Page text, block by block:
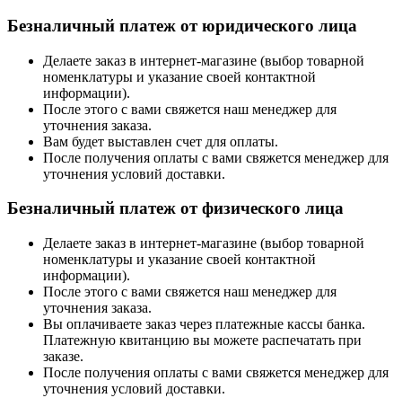
Безналичный платеж от юридического лица
Делаете заказ в интернет-магазине (выбор товарной
номенклатуры и указание своей контактной
информации).
После этого с вами свяжется наш менеджер для
уточнения заказа.
Вам будет выставлен счет для оплаты.
После получения оплаты с вами свяжется менеджер для
уточнения условий доставки.
Безналичный платеж от физического лица
Делаете заказ в интернет-магазине (выбор товарной
номенклатуры и указание своей контактной
информации).
После этого с вами свяжется наш менеджер для
уточнения заказа.
Вы оплачиваете заказ через платежные кассы банка.
Платежную квитанцию вы можете распечатать при
заказе.
После получения оплаты с вами свяжется менеджер для
уточнения условий доставки.